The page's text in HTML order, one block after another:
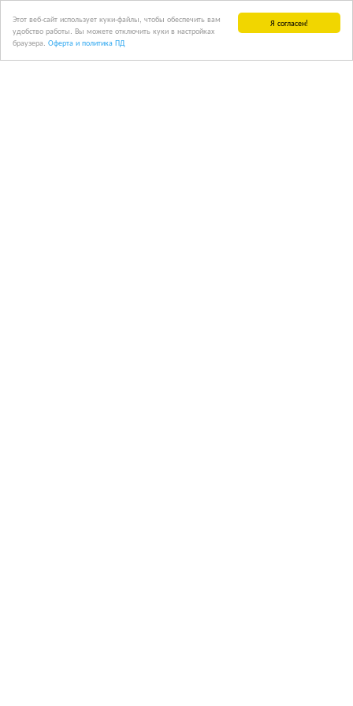
Я согласен!
Этот веб-сайт использует куки-файлы, чтобы обеспечить вам
удобство работы. Вы можете отключить куки в настройках
браузера. Оферта и политика ПД